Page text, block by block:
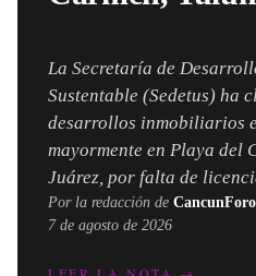
La Secretaría de
Sustentable (Sedetus) ha
desarrollos inmobiliarios
mayormente en Playa del
Juárez, por falta de
Por la redacción de
7 de agosto de 2026